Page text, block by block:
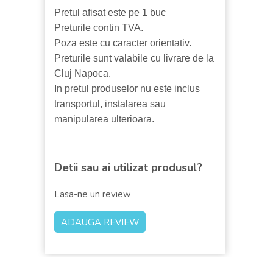
Pretul afisat este pe 1 buc
Preturile contin TVA.
Poza este cu caracter orientativ.
Preturile sunt valabile cu livrare de la
Cluj Napoca.
In pretul produselor nu este inclus
transportul, instalarea sau
manipularea ulterioara.
Detii sau ai utilizat produsul?
Lasa-ne un review